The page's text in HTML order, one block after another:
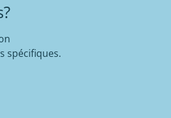
spécifiques.